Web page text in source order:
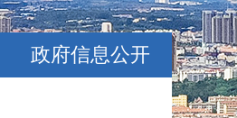
政府信息公开